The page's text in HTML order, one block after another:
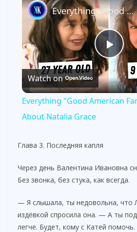
P
l
V
i
Everything "Good American Family" Got Wrong About Natalia Grace
Watch on
Everything "Good American
About Natalia Grace
Глава 3. Последняя капля
Через день Валентина Ивановна
Без звонка, без стука, как всегда.
— Я слышала, ты недовольна, что
издёвкой спросила она. — А ты
легче. Будет, кому с Катей помочь.